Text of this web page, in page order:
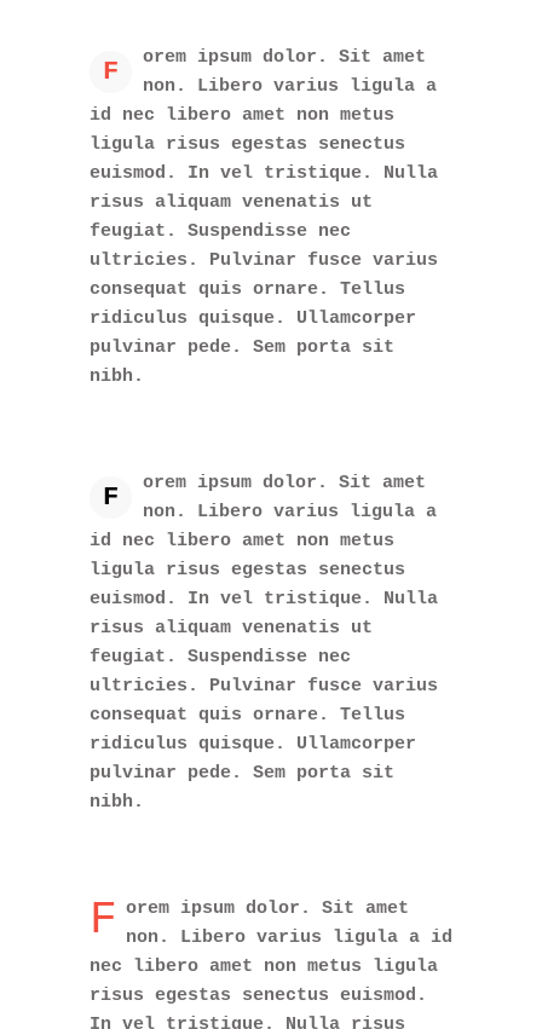
F
orem ipsum dolor. Sit amet
non. Libero varius ligula a
id nec libero amet non metus
ligula risus egestas senectus
euismod. In vel tristique. Nulla
risus aliquam venenatis ut
feugiat. Suspendisse nec
ultricies. Pulvinar fusce varius
consequat quis ornare. Tellus
ridiculus quisque. Ullamcorper
pulvinar pede. Sem porta sit
nibh.
F
orem ipsum dolor. Sit amet
non. Libero varius ligula a
id nec libero amet non metus
ligula risus egestas senectus
euismod. In vel tristique. Nulla
risus aliquam venenatis ut
feugiat. Suspendisse nec
ultricies. Pulvinar fusce varius
consequat quis ornare. Tellus
ridiculus quisque. Ullamcorper
pulvinar pede. Sem porta sit
nibh.
F orem ipsum dolor. Sit amet
non. Libero varius ligula a id
nec libero amet non metus ligula
risus egestas senectus euismod.
In vel tristique. Nulla risus